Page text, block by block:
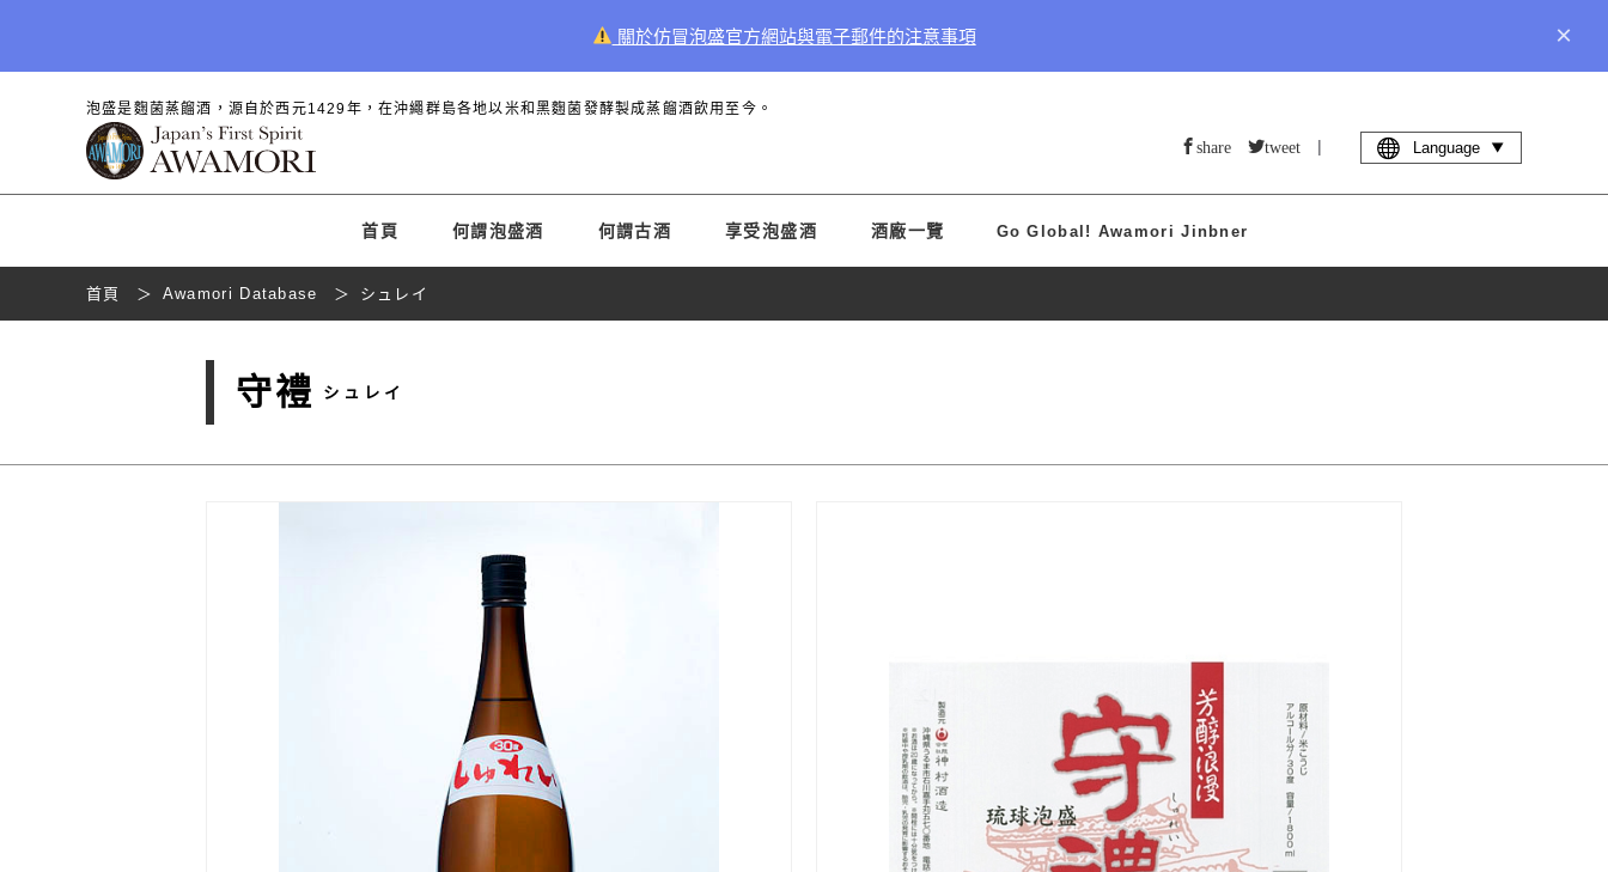
關於仿冒泡盛官方網站與電子郵件的注意事項 ×
泡盛是麴菌蒸餾酒，源自於西元1429年，在沖繩群島各地以米和黑麴菌發酵製成蒸餾酒飲用至今。
share tweet | Language
首頁 何謂泡盛酒 何謂古酒 享受泡盛酒 酒廠一覽 Go Global! Awamori Jinbner
首頁 Awamori Database シュレイ
守禮 シュレイ